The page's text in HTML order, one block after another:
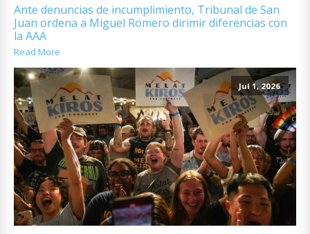
Ante denuncias de incumplimiento, Tribunal de San
Juan ordena a Miguel Romero dirimir diferencias con
la AAA
Read More
Jul 1, 2026